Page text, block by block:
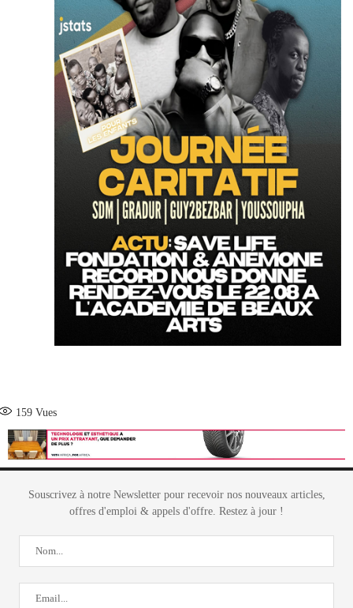
159 Vues
Souscrivez à notre Newsletter pour recevoir nos nouveaux articles,
offres d'emploi & appels d'offre. Restez à jour !